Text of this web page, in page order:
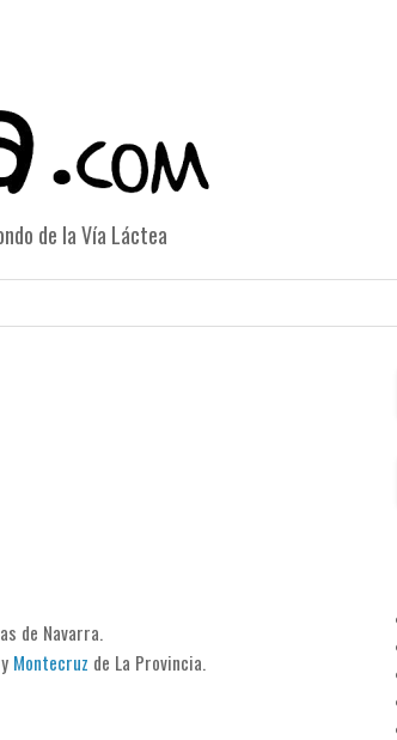
de la Vía Láctea
de Navarra.
y Montecruz de La Provincia.